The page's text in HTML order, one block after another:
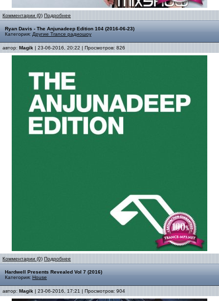
Комментарии (0) Подробнее
Ryan Davis - The Anjunadeep Edition 104 (2016-06-23)
Категория: Другие Trance радиошоу
автор: Magik | 23-06-2016, 20:22 | Просмотров: 826
Комментарии (0) Подробнее
Hardwell Presents Revealed Vol 7 (2016)
Категория: House
автор: Magik | 23-06-2016, 17:21 | Просмотров: 904